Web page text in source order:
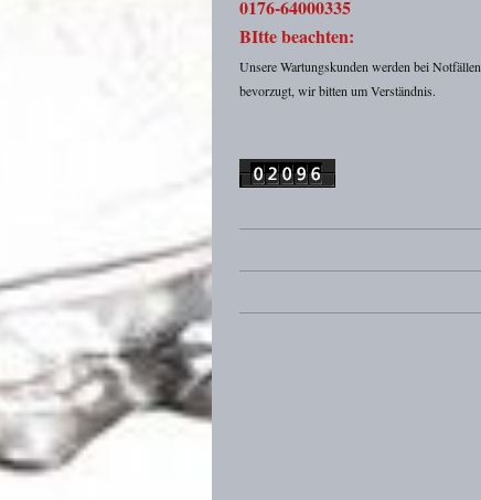
0176-64000335
BItte beachten:
Unsere Wartungskunden werden bei Notfällen
bevorzugt, wir bitten um Verständnis.